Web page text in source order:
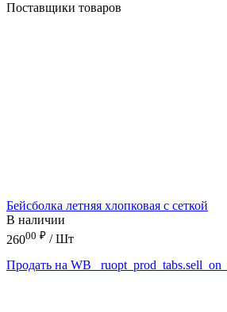
Поставщики товаров
Бейсболка летняя хлопковая с сеткой
В наличии
26000 ₽ / Шт
Продать на WB